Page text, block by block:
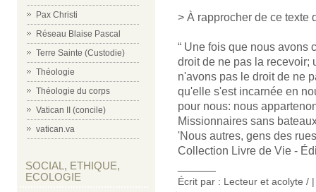
Pax Christi
Réseau Blaise Pascal
Terre Sainte (Custodie)
Théologie
Théologie du corps
Vatican II (concile)
vatican.va
SOCIAL, ETHIQUE,
ECOLOGIE
> À rapprocher de ce texte
“ Une fois que nous avons
droit de ne pas la recevoir;
n'avons pas le droit de ne
qu'elle s'est incarnée en
pour nous: nous
Missionnaires sans
'Nous autres, gens des
Collection Livre de Vie -
Écrit par : Lecteur et acolyte /